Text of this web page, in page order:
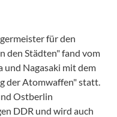
für den
den Städten" fand vom
und Nagasaki mit dem
der Atomwaffen" statt.
Ostberlin
DDR und wird auch